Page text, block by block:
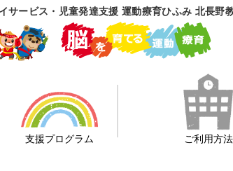
サービス・児童発達支援 運動療育ひふみ 北長野
支援プログラム ご利用方法